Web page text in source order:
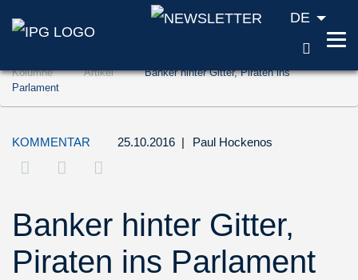
Zum Inhalt springen (Accesskey '1')
Zur Suche springen (Accesskey '2')
DE
Kolumne Artikel
Banker hinter Gitter, Piraten ins
Parlament
KOMMENTAR 25.10.2016 | Paul Hockenos
Banker hinter Gitter,
Piraten ins Parlament